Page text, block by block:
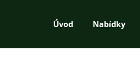
Úvod Nabídky